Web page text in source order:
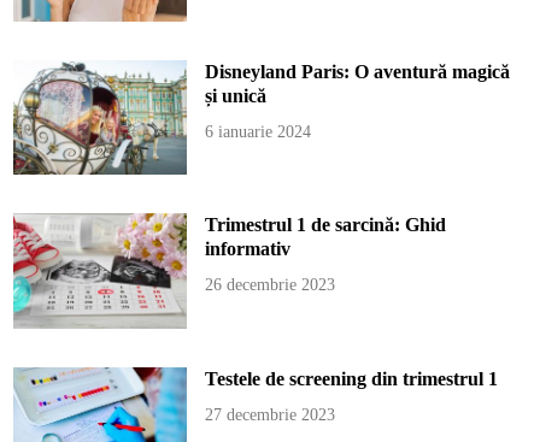
Disneyland Paris: O aventură magică
și unică
6 ianuarie 2024
Trimestrul 1 de sarcină: Ghid
informativ
26 decembrie 2023
Testele de screening din trimestrul 1
27 decembrie 2023